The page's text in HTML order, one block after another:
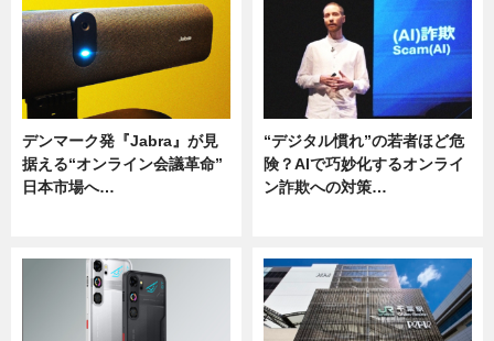
デンマーク発『Jabra』が見
据える“オンライン会議革命”
日本市場へ…
“デジタル慣れ”の若者ほど危
険？AIで巧妙化するオンライ
ン詐欺への対策…